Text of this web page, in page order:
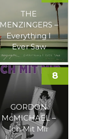
THE
MENZINGERS –
Everything I
Ever Saw
GORDON
McMICHAEL –
Ich Mit Mir
8